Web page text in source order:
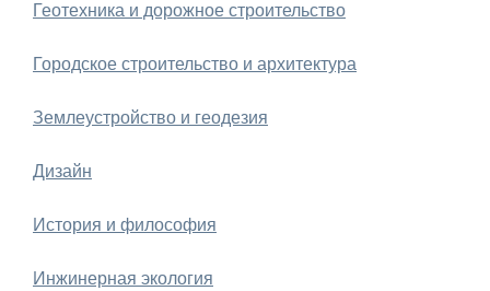
Геотехника и дорожное строительство
Городское строительство и архитектура
Землеустройство и геодезия
Дизайн
История и философия
Инжинерная экология